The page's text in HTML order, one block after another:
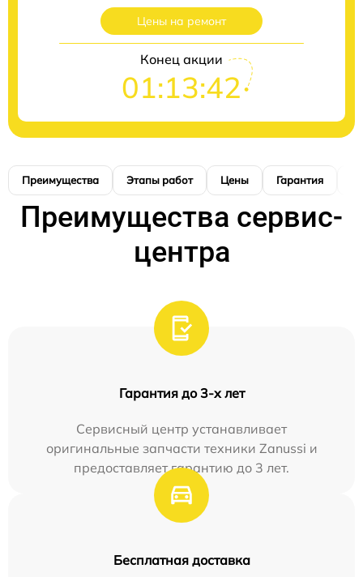
Цены на ремонт
Конец акции
01:13:41
Преимущества Этапы работ Цены Гарантия
Преимущества сервис-
центра
Гарантия до 3-х лет
Сервисный центр устанавливает
оригинальные запчасти техники Zanussi и
предоставляет гарантию до 3 лет.
Бесплатная доставка